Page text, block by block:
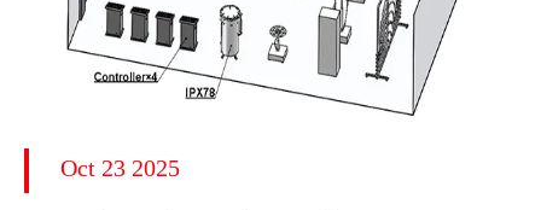
Oct 23 2025